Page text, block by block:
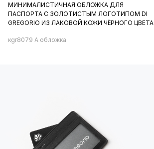
МИНИМАЛИСТИЧНАЯ ОБЛОЖКА ДЛЯ
ПАСПОРТА C ЗОЛОТИСТЫМ ЛОГОТИПОМ DI
GREGORIO ИЗ ЛАКОВОЙ КОЖИ ЧЁРНОГО ЦВЕТА
кgr8079 A обложка